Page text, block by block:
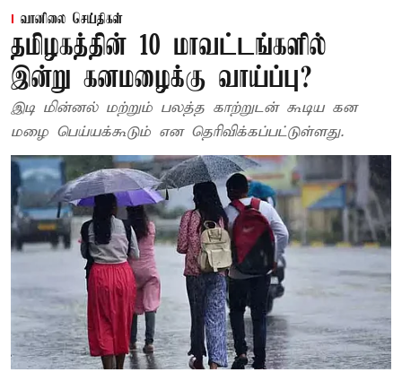
வானிலை செய்திகள்
தமிழகத்தின் 10 மாவட்டங்களில்
இன்று கனமழைக்கு வாய்ப்பு?
இடி மின்னல் மற்றும் பலத்த காற்றுடன் கூடிய கன
மழை பெய்யக்கூடும் என தெரிவிக்கப்பட்டுள்ளது.